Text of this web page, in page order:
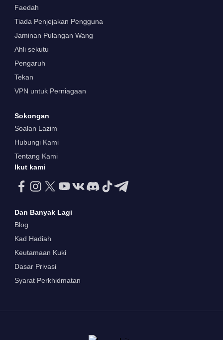
Faedah
Tiada Penjejakan Pengguna
Jaminan Pulangan Wang
Ahli sekutu
Pengaruh
Tekan
VPN untuk Perniagaan
Sokongan
Soalan Lazim
Hubungi Kami
Tentang Kami
Ikut kami
Dan Banyak Lagi
Blog
Kad Hadiah
Keutamaan Kuki
Dasar Privasi
Syarat Perkhidmatan